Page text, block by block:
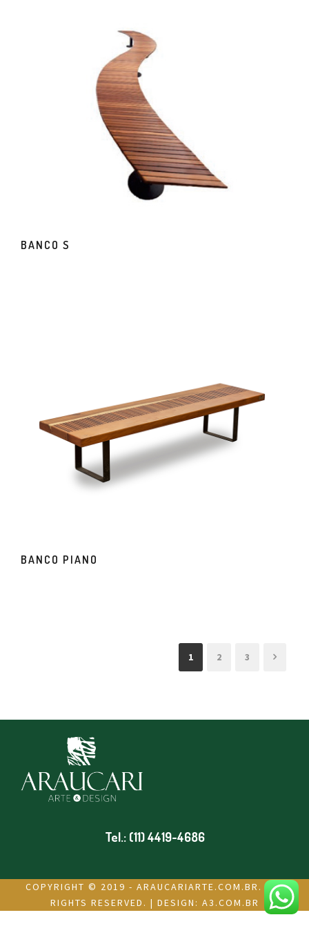
BANCO S
BANCO PIANO
1 2 3
Tel.: (11) 4419-4686
COPYRIGHT © 2019 - ARAUCARIARTE.COM.BR. ALL
RIGHTS RESERVED. | DESIGN: A3.COM.BR